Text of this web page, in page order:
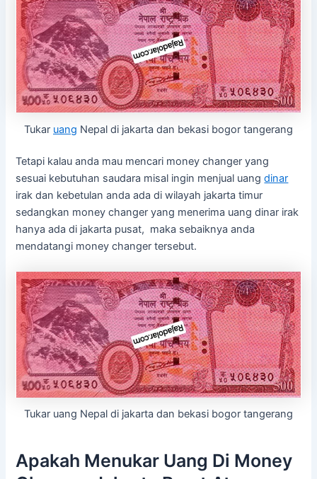
Tukar uang Nepal di jakarta dan bekasi bogor tangerang
Tetapi kalau anda mau mencari money changer yang
sesuai kebutuhan saudara misal ingin menjual uangdinar
irak dan kebetulan anda ada di wilayah jakarta timur
sedangkan money changer yang menerima uang dinar irak
hanya ada di jakarta pusat, maka sebaiknya anda
mendatangi money changer tersebut.
Tukar uang Nepal di jakarta dan bekasi bogor tangerang
Apakah Menukar Uang Di Money